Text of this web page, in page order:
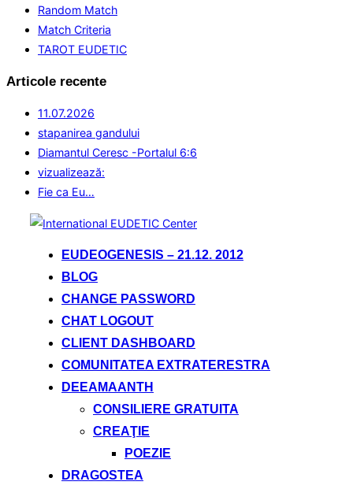
Random Match
Match Criteria
TAROT EUDETIC
Articole recente
11.07.2026
stapanirea gandului
Diamantul Ceresc -Portalul 6:6
vizualizează:
Fie ca Eu…
EUDEOGENESIS – 21.12. 2012
BLOG
CHANGE PASSWORD
CHAT LOGOUT
CLIENT DASHBOARD
COMUNITATEA EXTRATERESTRA
DEEAMAANTH
CONSILIERE GRATUITA
CREAŢIE
POEZIE
DRAGOSTEA